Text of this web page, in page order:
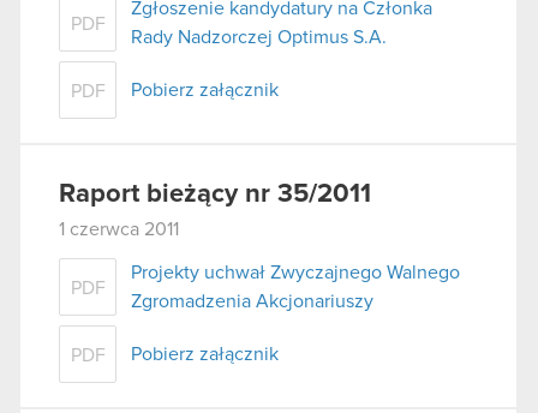
PDF
Zgłoszenie kandydatury na Członka
Rady Nadzorczej Optimus S.A.
PDF Pobierz załącznik
Raport bieżący nr 35/2011
1 czerwca 2011
PDF
Projekty uchwał Zwyczajnego Walnego
Zgromadzenia Akcjonariuszy
PDF Pobierz załącznik